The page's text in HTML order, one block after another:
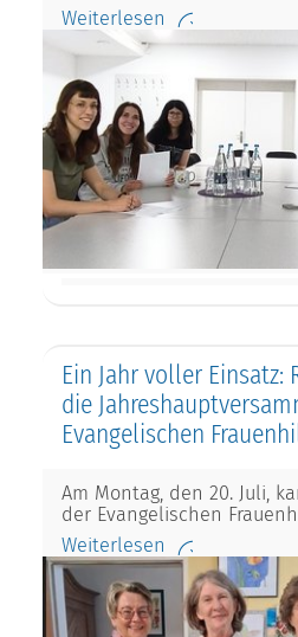
Weiterlesen
Ein Jahr voller Einsatz:
die
Evangelischen
Am Montag, den 20. Juli,
der Evangelischen
Weiterlesen